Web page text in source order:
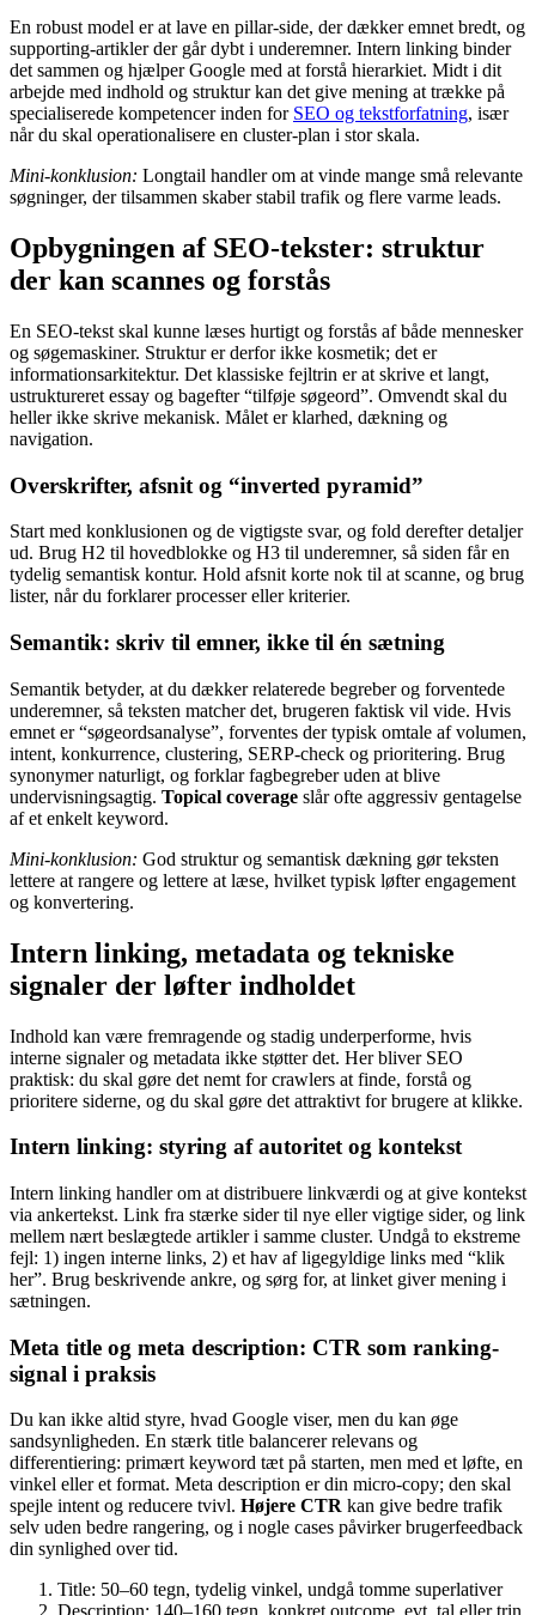
En robust model er at lave en pillar-side, der dækker emnet bredt, og
supporting-artikler der går dybt i underemner. Intern linking binder
det sammen og hjælper Google med at forstå hierarkiet. Midt i dit
arbejde med indhold og struktur kan det give mening at trække på
specialiserede kompetencer inden for SEO og tekstforfatning, især
når du skal operationalisere en cluster-plan i stor skala.
Mini-konklusion: Longtail handler om at vinde mange små relevante
søgninger, der tilsammen skaber stabil trafik og flere varme leads.
Opbygningen af SEO-tekster: struktur
der kan scannes og forstås
En SEO-tekst skal kunne læses hurtigt og forstås af både mennesker
og søgemaskiner. Struktur er derfor ikke kosmetik; det er
informationsarkitektur. Det klassiske fejltrin er at skrive et langt,
ustruktureret essay og bagefter “tilføje søgeord”. Omvendt skal du
heller ikke skrive mekanisk. Målet er klarhed, dækning og
navigation.
Overskrifter, afsnit og “inverted pyramid”
Start med konklusionen og de vigtigste svar, og fold derefter detaljer
ud. Brug H2 til hovedblokke og H3 til underemner, så siden får en
tydelig semantisk kontur. Hold afsnit korte nok til at scanne, og brug
lister, når du forklarer processer eller kriterier.
Semantik: skriv til emner, ikke til én sætning
Semantik betyder, at du dækker relaterede begreber og forventede
underemner, så teksten matcher det, brugeren faktisk vil vide. Hvis
emnet er “søgeordsanalyse”, forventes der typisk omtale af volumen,
intent, konkurrence, clustering, SERP-check og prioritering. Brug
synonymer naturligt, og forklar fagbegreber uden at blive
undervisningsagtig. Topical coverage slår ofte aggressiv gentagelse
af et enkelt keyword.
Mini-konklusion: God struktur og semantisk dækning gør teksten
lettere at rangere og lettere at læse, hvilket typisk løfter engagement
og konvertering.
Intern linking, metadata og tekniske
signaler der løfter indholdet
Indhold kan være fremragende og stadig underperforme, hvis
interne signaler og metadata ikke støtter det. Her bliver SEO
praktisk: du skal gøre det nemt for crawlers at finde, forstå og
prioritere siderne, og du skal gøre det attraktivt for brugere at klikke.
Intern linking: styring af autoritet og kontekst
Intern linking handler om at distribuere linkværdi og at give kontekst
via ankertekst. Link fra stærke sider til nye eller vigtige sider, og link
mellem nært beslægtede artikler i samme cluster. Undgå to ekstreme
fejl: 1) ingen interne links, 2) et hav af ligegyldige links med “klik
her”. Brug beskrivende ankre, og sørg for, at linket giver mening i
sætningen.
Meta title og meta description: CTR som ranking-
signal i praksis
Du kan ikke altid styre, hvad Google viser, men du kan øge
sandsynligheden. En stærk title balancerer relevans og
differentiering: primært keyword tæt på starten, men med et løfte, en
vinkel eller et format. Meta description er din micro-copy; den skal
spejle intent og reducere tvivl. Højere CTR kan give bedre trafik
selv uden bedre rangering, og i nogle cases påvirker brugerfeedback
din synlighed over tid.
Title: 50–60 tegn, tydelig vinkel, undgå tomme superlativer